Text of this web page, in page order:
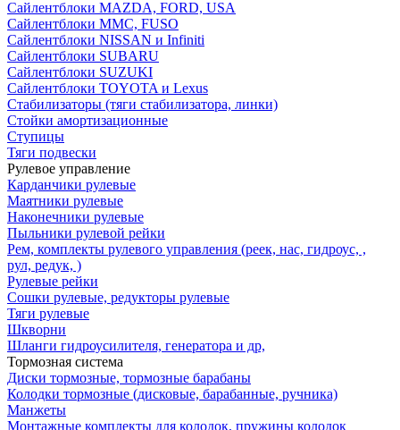
Сайлентблоки MAZDA, FORD, USA
Сайлентблоки MMC, FUSO
Сайлентблоки NISSAN и Infiniti
Сайлентблоки SUBARU
Сайлентблоки SUZUKI
Сайлентблоки TOYOTA и Lexus
Стабилизаторы (тяги стабилизатора, линки)
Стойки амортизационные
Ступицы
Тяги подвески
Рулевое управление
Карданчики рулевые
Маятники рулевые
Наконечники рулевые
Пыльники рулевой рейки
Рем, комплекты рулевого управления (реек, нас, гидроус, ,
рул, редук, )
Рулевые рейки
Сошки рулевые, редукторы рулевые
Тяги рулевые
Шкворни
Шланги гидроусилителя, генератора и др,
Тормозная система
Диски тормозные, тормозные барабаны
Колодки тормозные (дисковые, барабанные, ручника)
Манжеты
Монтажные комплекты для колодок, пружины колодок